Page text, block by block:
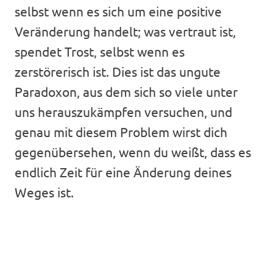
selbst wenn es sich um eine positive
Veränderung handelt; was vertraut ist,
spendet Trost, selbst wenn es
zerstörerisch ist. Dies ist das ungute
Paradoxon, aus dem sich so viele unter
uns herauszukämpfen versuchen, und
genau mit diesem Problem wirst dich
gegenübersehen, wenn du weißt, dass es
endlich Zeit für eine Änderung deines
Weges ist.